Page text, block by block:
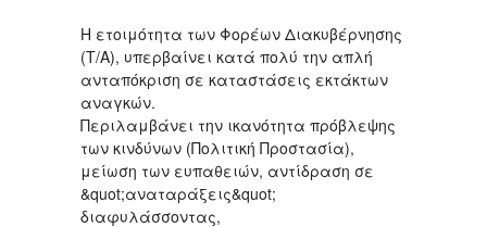
Η ετοιμότητα των Φορέων Διακυβέρνησης
(Τ/Α), υπερβαίνει κατά πολύ την απλή
ανταπόκριση σε καταστάσεις εκτάκτων
αναγκών.
Περιλαμβάνει την ικανότητα πρόβλεψης
των κινδύνων (Πολιτική Προστασία),
μείωση των ευπαθειών, αντίδραση σε
&quot;αναταράξεις&quot;
διαφυλάσσοντας,